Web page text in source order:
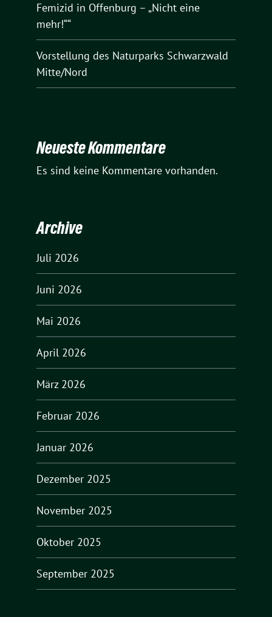
Femizid in Offenburg – „Nicht eine
mehr!““
Vorstellung des Naturparks Schwarzwald
Mitte/Nord
Neueste Kommentare
Es sind keine Kommentare vorhanden.
Archive
Juli 2026
Juni 2026
Mai 2026
April 2026
März 2026
Februar 2026
Januar 2026
Dezember 2025
November 2025
Oktober 2025
September 2025